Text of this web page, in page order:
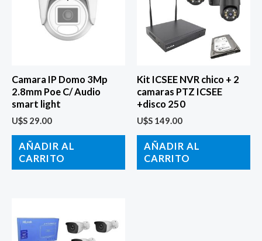
Camara IP Domo 3Mp
2.8mm Poe C/ Audio
smart light
U$S 29.00
AÑADIR AL
CARRITO
Kit ICSEE NVR chico + 2
camaras PTZ ICSEE
+disco 250
U$S 149.00
AÑADIR AL
CARRITO